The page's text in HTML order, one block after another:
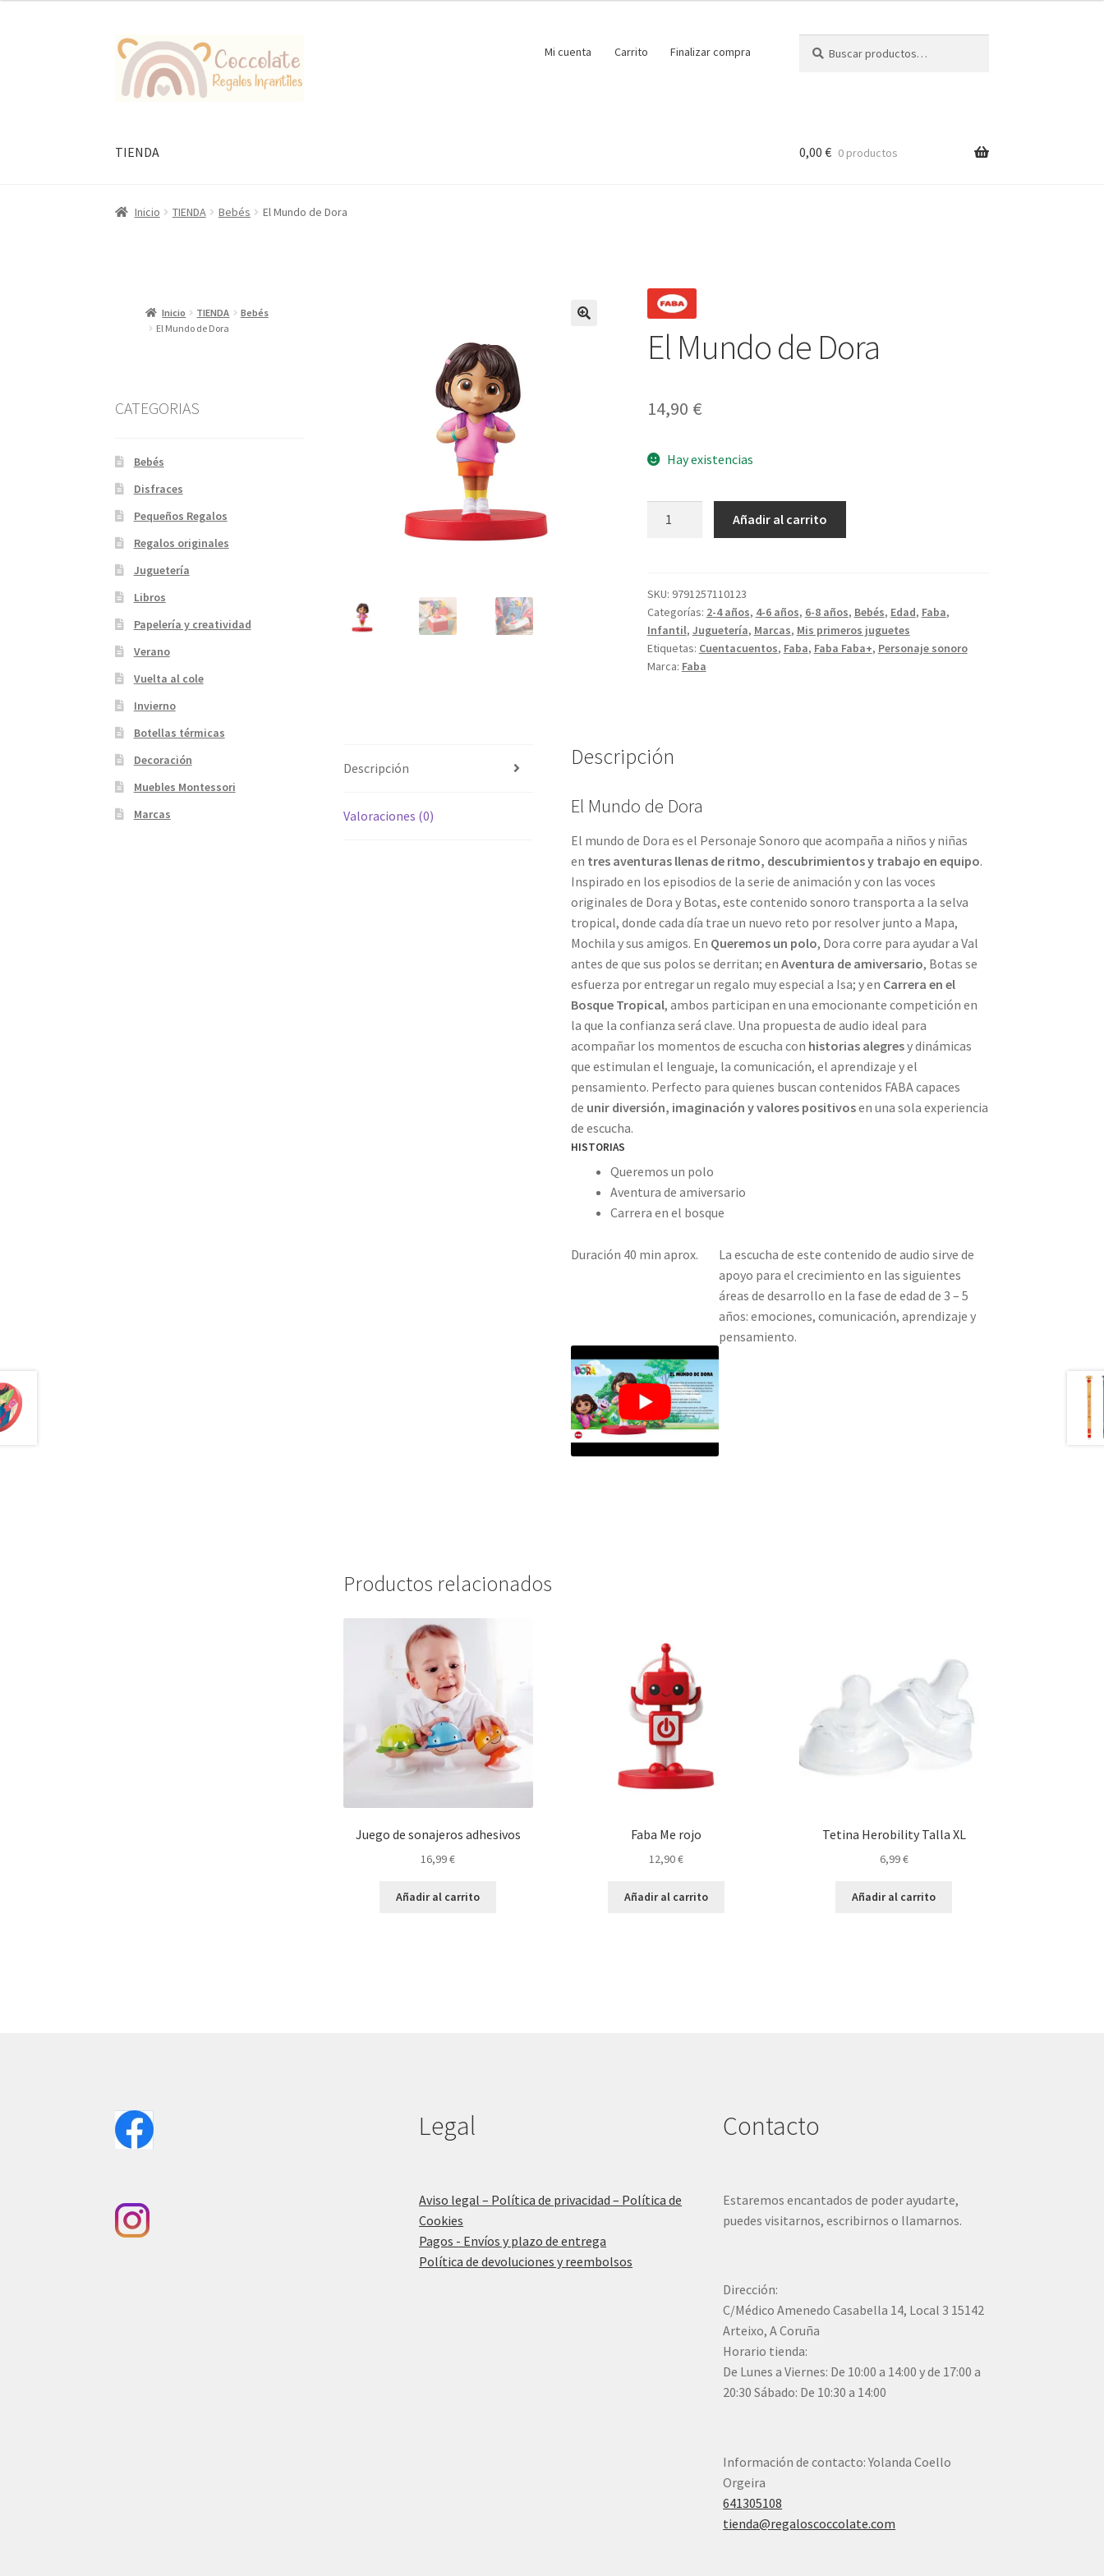
Ir
la
Ir
al
contenido
Mi cuenta Carrito Finalizar compra
por:
TIENDA 0,00 € 0 productos
Inicio TIENDA Bebés El Mundo de Dora
El Mundo de Dora
14,90 €
Hay existencias
cantidad
Añadir al carrito
SKU: 9791257110123
Categorías: 2-4 años, 4-6 años, 6-8 años, Bebés, Edad, Faba,
Infantil, Juguetería, Marcas, Mis primeros juguetes
Etiquetas: Cuentacuentos, Faba, Faba Faba+, Personaje sonoro
Marca: Faba
Descripción
Valoraciones (0)
Descripción
El Mundo de Dora
El mundo de Dora es el Personaje Sonoro que acompaña a niños y niñas
en tres aventuras llenas de ritmo, descubrimientos y trabajo en equipo.
Inspirado en los episodios de la serie de animación y con las voces
originales de Dora y Botas, este contenido sonoro transporta a la selva
tropical, donde cada día trae un nuevo reto por resolver junto a Mapa,
Mochila y sus amigos. En Queremos un polo, Dora corre para ayudar a Val
antes de que sus polos se derritan; enAventura de amiversario, Botas se
esfuerza por entregar un regalo muy especial a Isa; y en Carrera en el
Bosque Tropical, ambos participan en una emocionante competición en
la que la confianza será clave. Una propuesta de audio ideal para
acompañar los momentos de escucha con historias alegresy dinámicas
que estimulan el lenguaje, la comunicación, el aprendizaje y el
pensamiento. Perfecto para quienes buscan contenidos FABA capaces
de unir diversión, imaginación y valores positivosen una sola experiencia
de escucha.
HISTORIAS
Queremos un polo
Aventura de amiversario
Carrera en el bosque
La escucha de este contenido de audio sirve de
apoyo para el crecimiento en las siguientes
áreas de desarrollo en la fase de edad de 3 – 5
años: emociones, comunicación, aprendizaje y
pensamiento.
Duración 40 min aprox.
Productos relacionados
Juego de sonajeros adhesivos
16,99€
Añadir al carrito
Faba Me rojo
12,90€
Añadir al carrito
Tetina Herobility Talla XL
6,99€
Añadir al carrito
Inicio TIENDA
Bebés
El Mundo de Dora
CATEGORIAS
Bebés
Disfraces
Pequeños Regalos
Regalos originales
Juguetería
Libros
Papelería y creatividad
Verano
Vuelta al cole
Invierno
Botellas térmicas
Decoración
Muebles Montessori
Marcas
Legal
Aviso legal – Política de privacidad – Política de
Cookies
Pagos - Envíos y plazo de entrega
Política de devoluciones y reembolsos
Contacto
Estaremos encantados de poder ayudarte,
puedes visitarnos, escribirnos o llamarnos.
Dirección:
C/Médico Amenedo Casabella 14, Local 3 15142
Arteixo, A Coruña
Horario tienda:
De Lunes a Viernes: De 10:00 a 14:00 y de 17:00 a
20:30 Sábado: De 10:30 a 14:00
Información de contacto: Yolanda Coello
Orgeira
641305108
tienda@regaloscoccolate.com